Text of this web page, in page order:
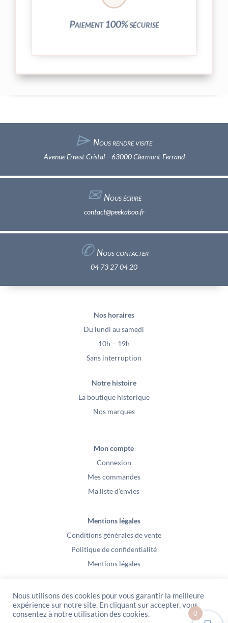
Paiement 100% sécurisé
Vos transactions par carte bancaire sont
⌲ Nous rendre visite
Avenue Ernest Cristal – 63000 Clermont-Ferrand
✉︎Nous écrire
contact@peekaboo.fr
✆ Nous contacter
04 73 27 04 20
Nos horaires
Du lundi au samedi
10h – 19h
Sans interruption
Notre histoire
La boutique historique
Nos marques
Mon compte
Connexion
Mes commandes
Ma liste d’envies
Mentions légales
Conditions générales de vente
Politique de confidentialité
Mentions légales
Nous utilisons des cookies pour vous garantir la meilleure
expérience sur notre site. En cliquant sur accepter, vous
consentez à notre utilisation des cookies.
0